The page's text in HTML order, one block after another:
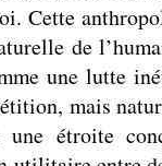
Cette
de
une lutte
mais
étroite